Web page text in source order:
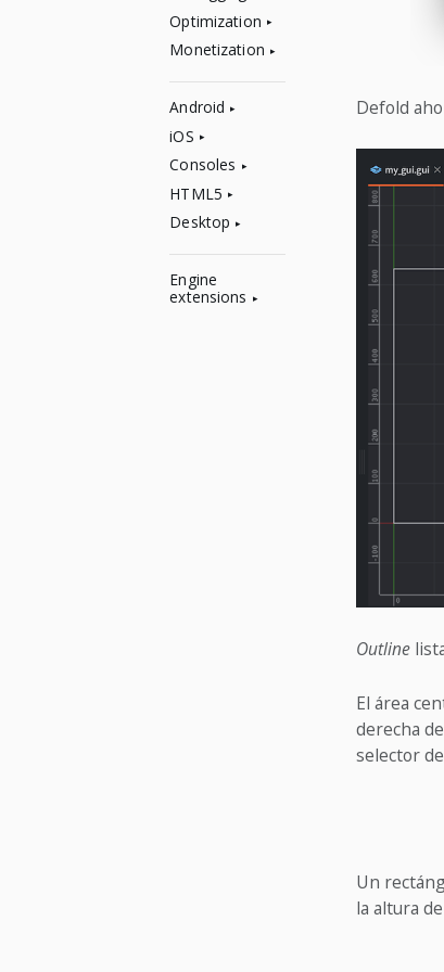
Optimization
Monetization
Android
iOS
Consoles
HTML5
Desktop
Engine
extensions
Defold
Outline
El área
derecha
selector de
Un
la altura